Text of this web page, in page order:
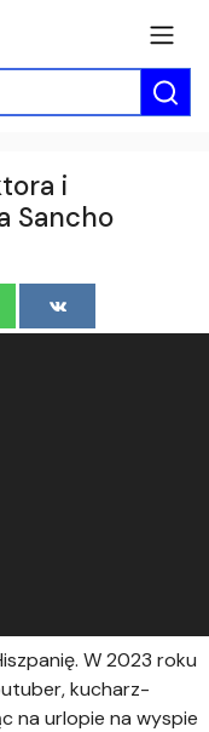
i
Sancho
W 2023 roku
kucharz-
na urlopie na wyspie